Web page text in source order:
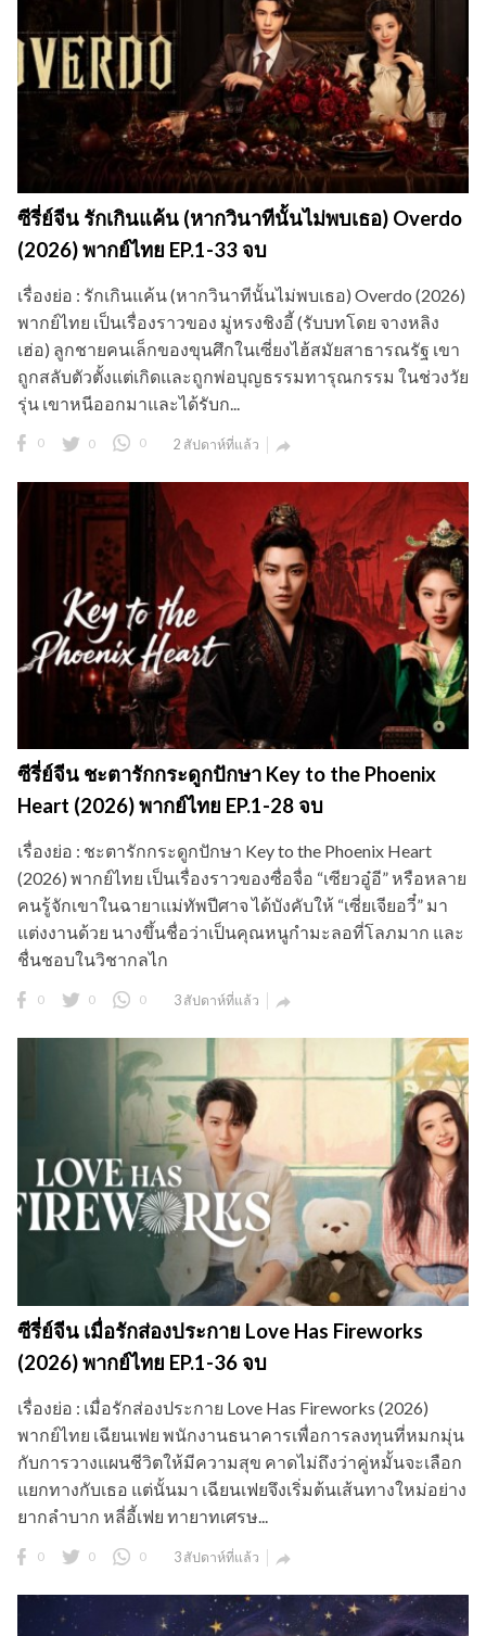
ซีรี่ย์จีน รักเกินแค้น (หากวินาทีนั้นไม่พบเธอ) Overdo
(2026) พากย์ไทย EP.1-33 จบ
เรื่องย่อ : รักเกินแค้น (หากวินาทีนั้นไม่พบเธอ) Overdo (2026)
พากย์ไทย เป็นเรื่องราวของ มู่หรงชิงอี้ (รับบทโดย จางหลิง
เฮ่อ) ลูกชายคนเล็กของขุนศึกในเซี่ยงไฮ้สมัยสาธารณรัฐ เขา
ถูกสลับตัวตั้งแต่เกิดและถูกพ่อบุญธรรมทารุณกรรม ในช่วงวัย
รุ่น เขาหนีออกมาและได้รับก...
0 0 0 2 สัปดาห์ที่แล้ว 
ซีรี่ย์จีน ชะตารักกระดูกปักษา Key to the Phoenix
Heart (2026) พากย์ไทย EP.1-28 จบ
เรื่องย่อ : ชะตารักกระดูกปักษา Key to the Phoenix Heart
(2026) พากย์ไทย เป็นเรื่องราวของซื่อจื่อ “เซียวอู๋อี” หรือหลาย
คนรู้จักเขาในฉายาแม่ทัพปีศาจ ได้บังคับให้ “เซี่ยเจียอวี๋” มา
แต่งงานด้วย นางขึ้นชื่อว่าเป็นคุณหนูกำมะลอที่โลภมาก และ
ชื่นชอบในวิชากลไก
0 0 0 3 สัปดาห์ที่แล้ว 
ซีรี่ย์จีน เมื่อรักส่องประกาย Love Has Fireworks
(2026) พากย์ไทย EP.1-36 จบ
เรื่องย่อ : เมื่อรักส่องประกาย Love Has Fireworks (2026)
พากย์ไทย เฉียนเฟย พนักงานธนาคารเพื่อการลงทุนที่หมกมุ่น
กับการวางแผนชีวิตให้มีความสุข คาดไม่ถึงว่าคู่หมั้นจะเลือก
แยกทางกับเธอ แต่นั้นมา เฉียนเฟยจึงเริ่มต้นเส้นทางใหม่อย่าง
ยากลำบาก หลี่อี้เฟย ทายาทเศรษ...
0 0 0 3 สัปดาห์ที่แล้ว 